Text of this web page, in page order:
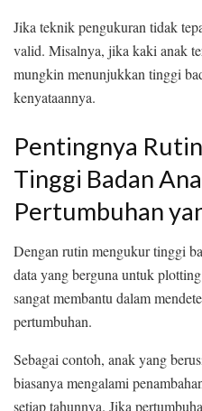
Jika teknik pengukuran tidak
valid. Misalnya, jika kaki anak
mungkin menunjukkan tinggi
kenyataannya.
Pentingnya
Tinggi Badan
Pertumbuhan
Dengan rutin mengukur tinggi
data yang berguna untuk
sangat membantu dalam
pertumbuhan.
Sebagai contoh, anak yang
biasanya mengalami
setiap tahunnya. Jika